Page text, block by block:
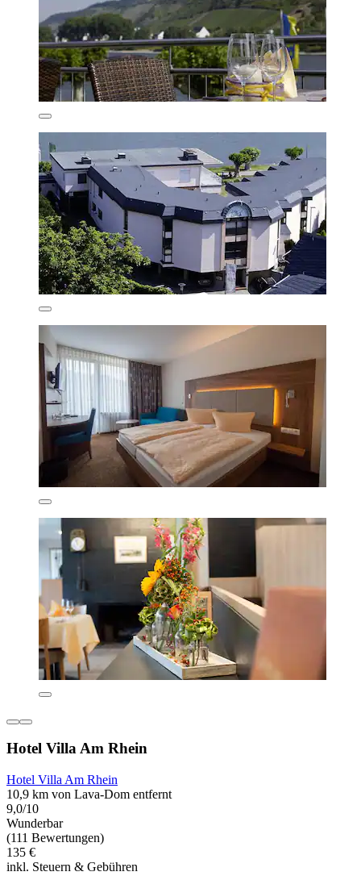
Hotel Villa Am Rhein
Hotel Villa Am Rhein
10,9 km von Lava-Dom entfernt
9,0/10
Wunderbar
(111 Bewertungen)
135 €
inkl. Steuern & Gebühren